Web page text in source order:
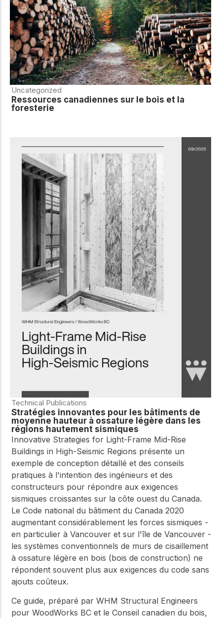
Uncategorized
Ressources canadiennes sur le bois et la
foresterie
Technical Publications
Stratégies innovantes pour les bâtiments de
moyenne hauteur à ossature légère dans les
régions hautement sismiques
Innovative Strategies for Light-Frame Mid-Rise
Buildings in High-Seismic Regions présente un
exemple de conception détaillé et des conseils
pratiques à l'intention des ingénieurs et des
constructeurs pour répondre aux exigences
sismiques croissantes sur la côte ouest du Canada.
Le Code national du bâtiment du Canada 2020
augmentant considérablement les forces sismiques -
en particulier à Vancouver et sur l'île de Vancouver -
les systèmes conventionnels de murs de cisaillement
à ossature légère en bois (bois de construction) ne
répondent souvent plus aux exigences du code sans
ajouts coûteux.
Ce guide, préparé par WHM Structural Engineers
pour WoodWorks BC et le Conseil canadien du bois,